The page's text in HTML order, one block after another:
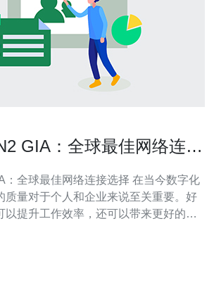
GIA：全球最佳网络连接
最佳网络连接选择 在当今数字化
质量对于个人和企业来说至关重要。好
以提升工作效率，还可以带来更好的用